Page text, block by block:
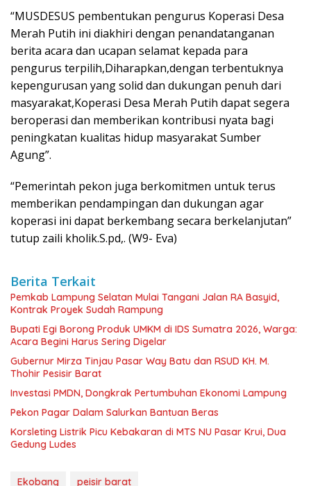
“MUSDESUS pembentukan pengurus Koperasi Desa
Merah Putih ini diakhiri dengan penandatanganan
berita acara dan ucapan selamat kepada para
pengurus terpilih,Diharapkan,dengan terbentuknya
kepengurusan yang solid dan dukungan penuh dari
masyarakat,Koperasi Desa Merah Putih dapat segera
beroperasi dan memberikan kontribusi nyata bagi
peningkatan kualitas hidup masyarakat Sumber
Agung”.
“Pemerintah pekon juga berkomitmen untuk terus
memberikan pendampingan dan dukungan agar
koperasi ini dapat berkembang secara berkelanjutan”
tutup zaili kholik.S.pd,. (W9- Eva)
Berita Terkait
Pemkab Lampung Selatan Mulai Tangani Jalan RA Basyid,
Kontrak Proyek Sudah Rampung
Bupati Egi Borong Produk UMKM di IDS Sumatra 2026, Warga:
Acara Begini Harus Sering Digelar
Gubernur Mirza Tinjau Pasar Way Batu dan RSUD KH. M.
Thohir Pesisir Barat
Investasi PMDN, Dongkrak Pertumbuhan Ekonomi Lampung
Pekon Pagar Dalam Salurkan Bantuan Beras
Korsleting Listrik Picu Kebakaran di MTS NU Pasar Krui, Dua
Gedung Ludes
Ekobang peisir barat